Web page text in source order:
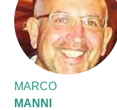
MARCO
MANNI